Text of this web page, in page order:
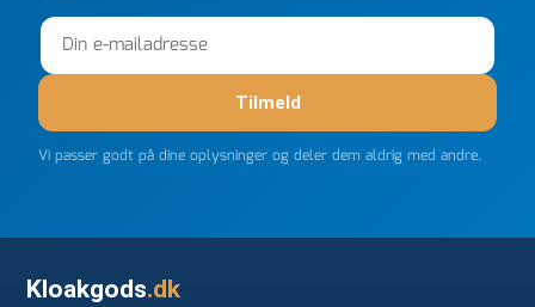
Tilmeld
Vi passer godt på dine oplysninger og deler dem aldrig med andre.
Kloakgods.dk